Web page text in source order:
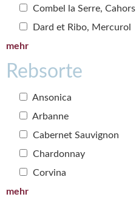
Combel la Serre, Cahors
Dard et Ribo, Mercurol
mehr
Rebsorte
Ansonica
Arbanne
Cabernet Sauvignon
Chardonnay
Corvina
mehr